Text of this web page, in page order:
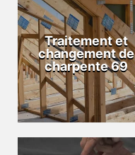
Traitement et
changement de
charpente 69